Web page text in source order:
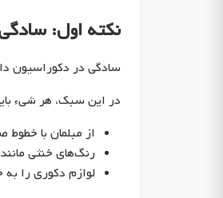
نکته اول:
سادگی در دکوراسیون
در این سبک، هر شیء
از مبلمان با
رنگ‌های خنثی
لوازم دکوری را به